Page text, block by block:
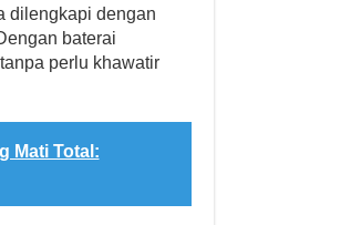
dilengkapi dengan
baterai
perlu khawatir
Mati Total: